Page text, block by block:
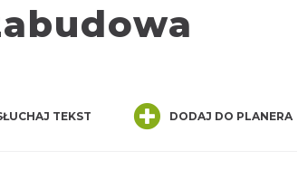
TEKST DODAJ DO PLANERA